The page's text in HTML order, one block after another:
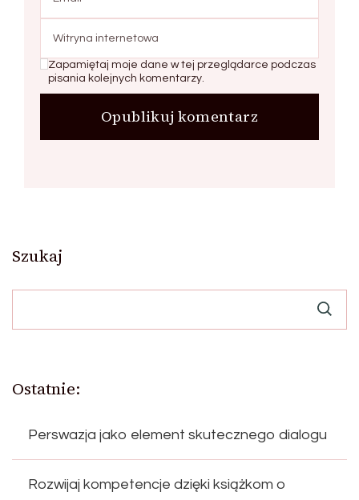
Zapamiętaj moje dane w tej przeglądarce podczas
pisania kolejnych komentarzy.
Szukaj
Ostatnie:
Perswazja jako element skutecznego dialogu
Rozwijaj kompetencje dzięki książkom o